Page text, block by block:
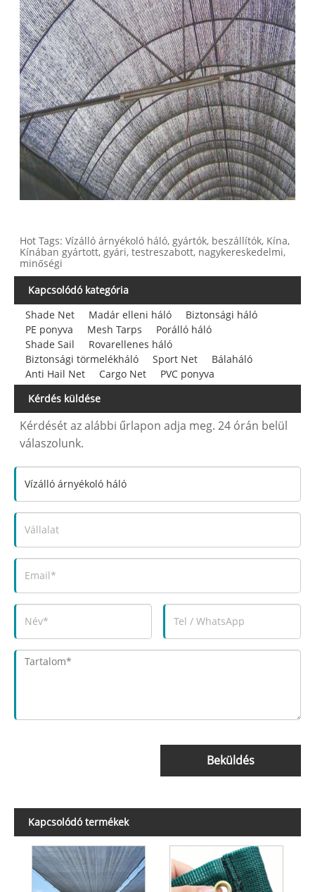
Hot Tags: Vízálló árnyékoló háló, gyártók, beszállítók, Kína,
Kínában gyártott, gyári, testreszabott, nagykereskedelmi,
minőségi
Kapcsolódó kategória
Shade Net
Madár elleni háló
Biztonsági háló
PE ponyva
Mesh Tarps
Porálló háló
Shade Sail
Rovarellenes háló
Biztonsági törmelékháló
Sport Net
Bálaháló
Anti Hail Net
Cargo Net
PVC ponyva
Kérdés küldése
Kérdését az alábbi űrlapon adja meg. 24 órán belül
válaszolunk.
Beküldés
Kapcsolódó termékek